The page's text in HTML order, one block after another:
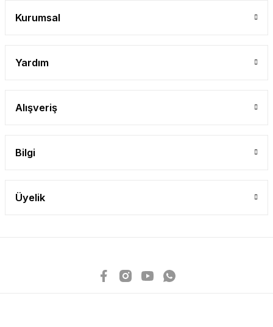
Kurumsal
Yardım
Alışveriş
Bilgi
Üyelik